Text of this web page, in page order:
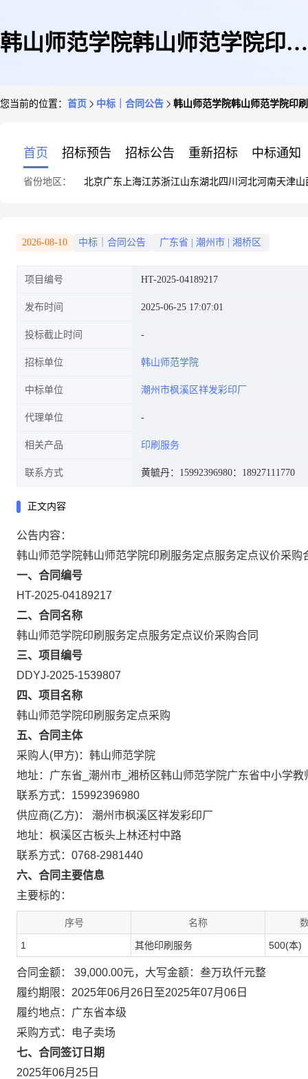
韩山师范学院韩山师范学院印刷
您当前的位置： 首页 中标｜合同公告 韩山师范学院韩山师范学院印
首页 招标预告 招标公告 重新招标 中标通知
省份地区： 北京广东 上海江苏浙江山东湖北四川 河北河南天津山
2026-08-10 中标｜合同公告 广东省 潮州市 湘桥区
项目编号 HT-2025-04189217
发布时间 2025-06-25 17:07:01
投标截止时间
招标单位 韩山师范学院
中标单位 潮州市枫溪区祥发彩印厂
代理单位
相关产品 印刷服务
联系方式 黄毓丹：15992396980：18927111770
正文内容
公告内容：
韩山师范学院韩山师范学院印刷服务定点服务定点议价采购
一、合同编号
HT-2025-04189217
二、合同名称
韩山师范学院印刷服务定点服务定点议价采购合同
三、项目编号
DDYJ-2025-1539807
四、项目名称
韩山师范学院印刷服务定点采购
五、合同主体
采购人(甲方)：韩山师范学院
地址：广东省_潮州市_湘桥区韩山师范学院广东省中小学教
联系方式：15992396980
供应商(乙方)： 潮州市枫溪区祥发彩印厂
地址：枫溪区古板头上林还村中路
联系方式：0768-2981440
六、合同主要信息
主要标的：
序号 名称
1 其他印刷服务 500(本)
合同金额： 39,000.00元，大写金额：叁万玖仟元整
履约期限：2025年06月26日至2025年07月06日
履约地点：广东省本级
采购方式：电子卖场
七、合同签订日期
2025年06月25日